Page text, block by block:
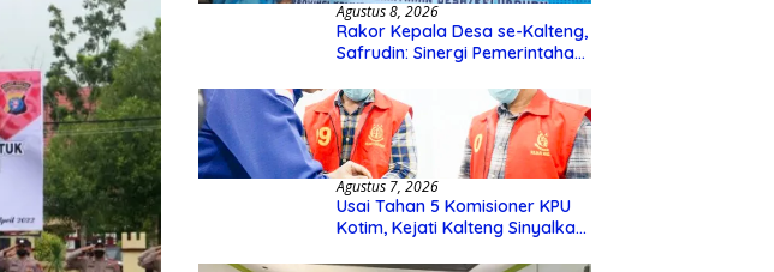
Agustus 8, 2026
Rakor Kepala Desa se-Kalteng,
Safrudin: Sinergi Pemerintahan
Pembangunan Desa
Agustus 7, 2026
Usai Tahan 5 Komisioner KPU
Kotim, Kejati Kalteng Sinyalkan